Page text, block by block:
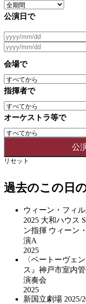
公演日で
会場で
指揮者で
オーケストラ等で
リセット
過去のこの日
ウィーン・フィ
2025 大和ハウス
ン指揮 ウィーン
演A
2025
〈ベートーヴェ
ス』神戸市室内
演奏会
2025
新国立劇場 2025/